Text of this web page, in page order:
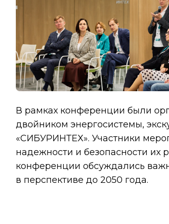
В рамках конференции были
двойником энергосистемы,
«СИБУРИНТЕХ». Участники
надежности и безопасности их
конференции обсуждались
в перспективе до 2050 года.